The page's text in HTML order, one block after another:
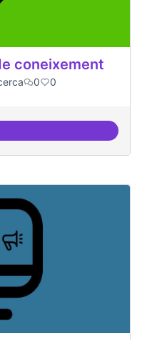
coneixement
0 0
repositori de